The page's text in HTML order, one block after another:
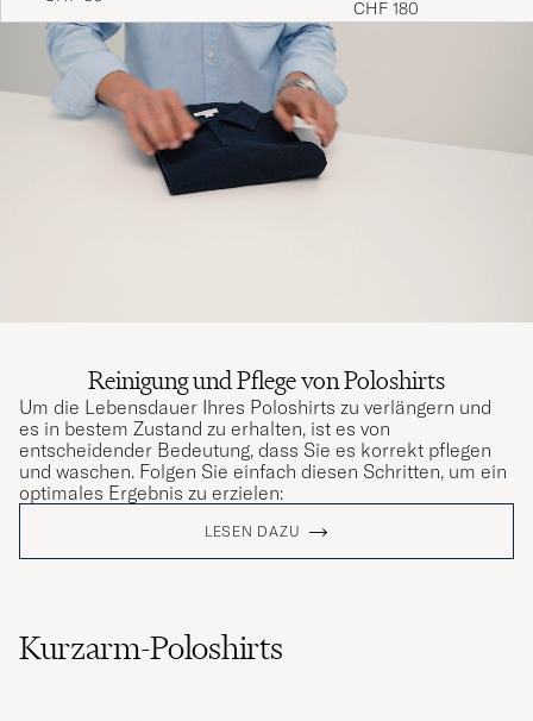
CHF 180
Reinigung und Pflege von Poloshirts
Um die Lebensdauer Ihres Poloshirts zu verlängern und
es in bestem Zustand zu erhalten, ist es von
entscheidender Bedeutung, dass Sie es korrekt pflegen
und waschen. Folgen Sie einfach diesen Schritten, um ein
optimales Ergebnis zu erzielen:
LESEN DAZU
Kurzarm-Poloshirts